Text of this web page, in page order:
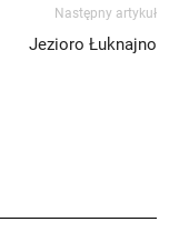
Następny artykuł
Jezioro Łuknajno